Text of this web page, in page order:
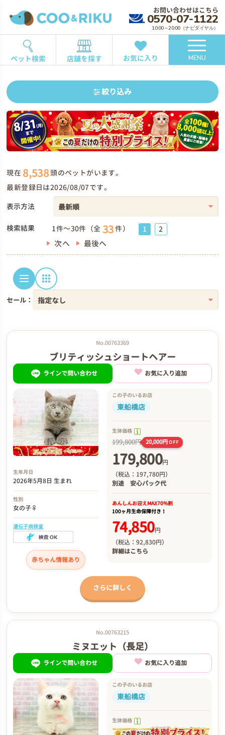
お問い合わせはこちら
0570-07-1122
10:00～20:00（ナビダイヤル）
ペット検索 店舗を探す お気に入り MENU
絞り込み
現在 8,538頭のペットがいます。
最新登録日は2026/08/07です。
表示方法
検索結果 1件～30件（全 33件） 1 2
次へ 最後へ
セール：
No.00763369
ブリティッシュショートヘアー
ラインで問い合わせ お気に入り追加
生年月日
2026年5月8日 生まれ
性別
女の子♀
遺伝子病検査
赤ちゃん情報あり
この子のいるお店
東船橋店
生体価格
199,800円 20,000円OFF
179,800円
（税込：197,780円）
別途 安心パック代
あんしんお迎えMAX70%割
100ヶ月生命保障付き！
74,850円
（税込：92,830円）
詳細はこちら
さらに詳しく
No.00763215
ミヌエット（長足）
ラインで問い合わせ お気に入り追加
この子のいるお店
東船橋店
生体価格